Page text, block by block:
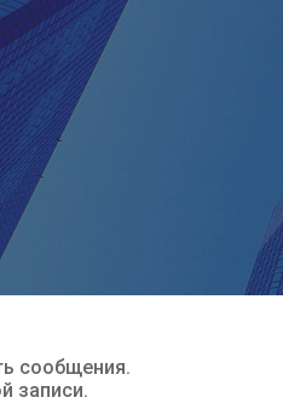
сообщения.
записи.